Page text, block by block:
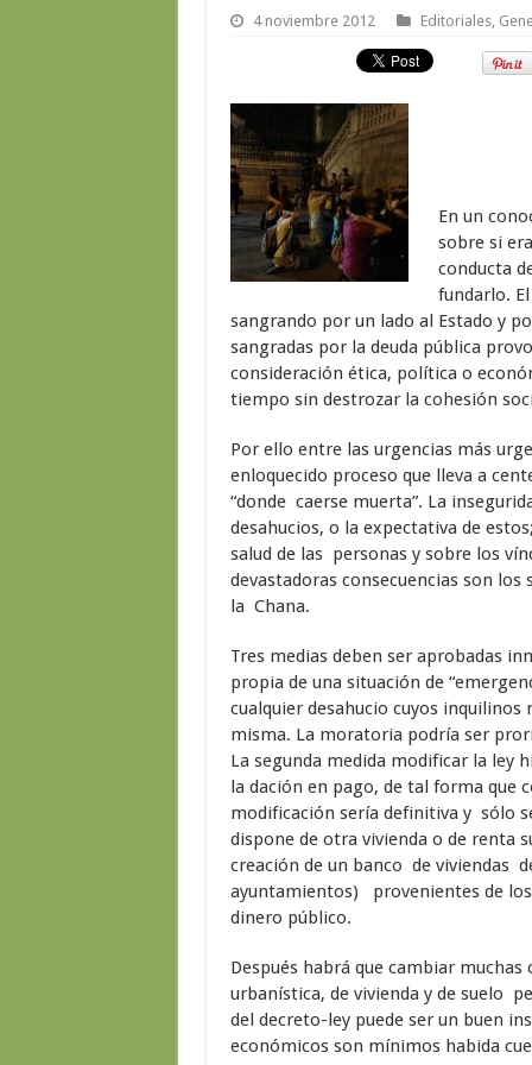
4 noviembre 2012 Editoriales,
En un
sobre si
conducta
fundarlo.
sangrando por un lado al Estado y
sangradas por la deuda pública
consideración ética, política o
tiempo sin destrozar la cohesión
Por ello entre las urgencias más
enloquecido proceso que lleva a
“donde caerse muerta”. La
desahucios, o la expectativa de
salud de las personas y sobre los
devastadoras consecuencias son
la Chana.
Tres medias deben ser aprobadas
propia de una situación de
cualquier desahucio cuyos
misma. La moratoria podría ser
La segunda medida modificar la ley
la dación en pago, de tal forma que
modificación sería definitiva y sólo
dispone de otra vivienda o de renta
creación de un banco de viviendas
ayuntamientos) provenientes de
dinero público.
Después habrá que cambiar
urbanística, de vivienda y de suelo
del decreto-ley puede ser un buen
económicos son mínimos habida